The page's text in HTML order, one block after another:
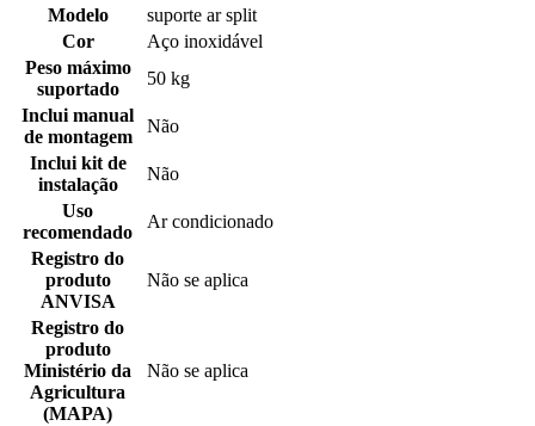
Modelo
suporte ar split
Cor
Aço inoxidável
Peso máximo
suportado
50 kg
Inclui manual
de montagem
Não
Inclui kit de
instalação
Não
Uso
recomendado
Ar condicionado
Registro do
produto
ANVISA
Não se aplica
Registro do
produto
Ministério da
Agricultura
(MAPA)
Não se aplica